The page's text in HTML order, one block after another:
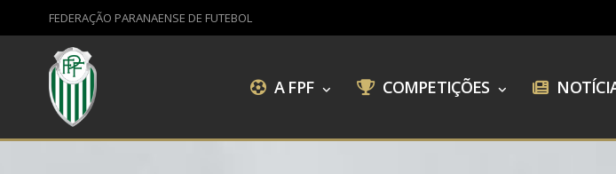
FEDERAÇÃO PARANAENSE DE FUTEBOL
A FPF COMPETIÇÕES